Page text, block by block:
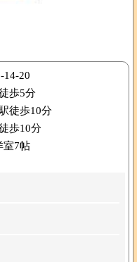
14-20
歩5分
徒歩10分
歩10分
室7帖